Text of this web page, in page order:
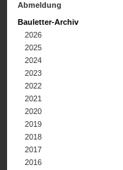
Abmeldung
Bauletter-Archiv
2026
2025
2024
2023
2022
2021
2020
2019
2018
2017
2016